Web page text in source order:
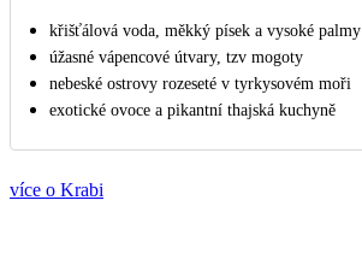
křišťálová voda, měkký písek a vysoké palmy
úžasné vápencové útvary, tzv mogoty
nebeské ostrovy rozeseté v tyrkysovém moři
exotické ovoce a pikantní thajská kuchyně
více o Krabi